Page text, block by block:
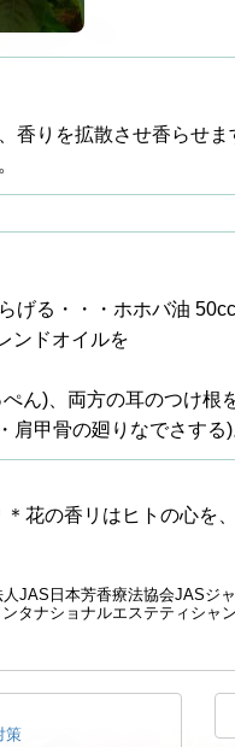
香りを拡散させ香らせま
げる・・・ホホバ油
ンドオイルを
ん)、両方の耳のつけ根
肩甲骨の廻りなでさする)
＊花の香リはヒトの心を
JAS日本芳香療法協会JASジ
タナショナルエステティシ
策